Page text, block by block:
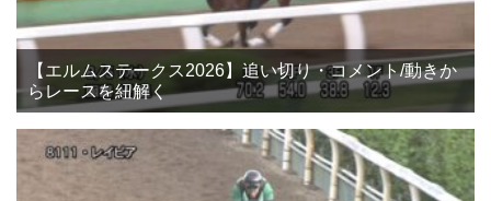
【エルムステークス2026】追い切り・コメント/動きか
らレースを紐解く